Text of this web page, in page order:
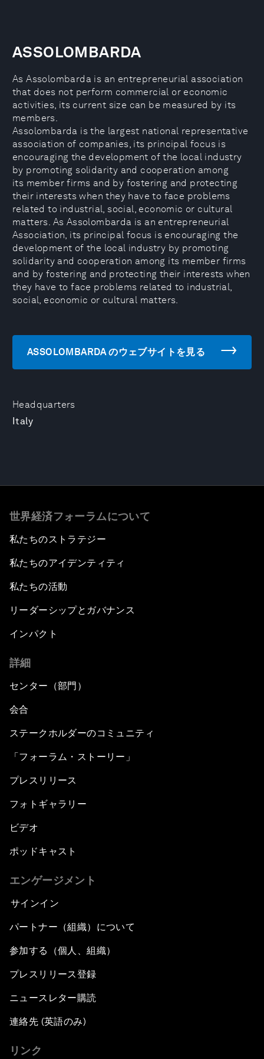
Headquarters
Italy
ASSOLOMBARDA
As Assolombarda is an entrepreneurial association
that does not perform commercial or economic
activities, its current size can be measured by its
members.
Assolombarda is the largest national representative
association of companies, its principal focus is
encouraging the development of the local industry
by promoting solidarity and cooperation among
its member firms and by fostering and protecting
their interests when they have to face problems
related to industrial, social, economic or cultural
matters. As Assolombarda is an entrepreneurial
Association, its principal focus is encouraging the
development of the local industry by promoting
solidarity and cooperation among its member firms
and by fostering and protecting their interests when
they have to face problems related to industrial,
social, economic or cultural matters.
ASSOLOMBARDA のウェブサイトを見る
世界経済フォーラムについて
私たちのストラテジー
私たちのアイデンティティ
私たちの活動
リーダーシップとガバナンス
インパクト
詳細
センター（部門）
会合
ステークホルダーのコミュニティ
「フォーラム・ストーリー」
プレスリリース
フォトギャラリー
ビデオ
ポッドキャスト
エンゲージメント
サインイン
パートナー（組織）について
参加する（個人、組織）
プレスリリース登録
ニュースレター購読
連絡先 (英語のみ)
リンク